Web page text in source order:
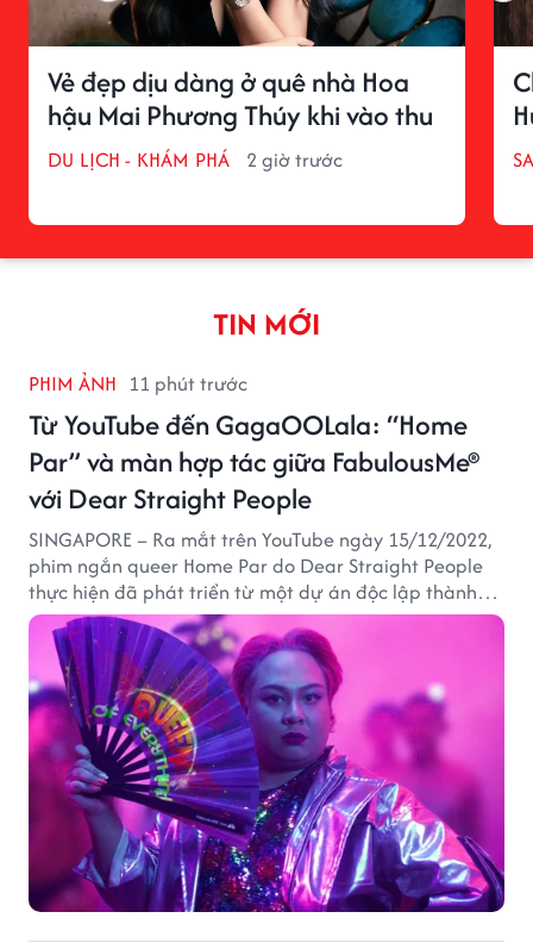
Vẻ đẹp dịu dàng ở quê nhà Hoa
hậu Mai Phương Thúy khi vào thu
DU LỊCH - KHÁM PHÁ 2 giờ trước
TIN MỚI
PHIM ẢNH 11 phút trước
Từ YouTube đến GagaOOLala: “Home
Par” và màn hợp tác giữa FabulousMe®
với Dear Straight People
SINGAPORE – Ra mắt trên YouTube ngày 15/12/2022,
phim ngắn queer Home Par do Dear Straight People
thực hiện đã phát triển từ một dự án độc lập thành
tác phẩm tiếp cận khán giả quốc tế thông qua nền
tảng LGBTQ+ GagaOOLala. FabulousMe tham gia với
vai trò nhà tài trợ chính thức, trong khi nhà sáng lập
Lan Vu đảm nhiệm vị trí executive producer.